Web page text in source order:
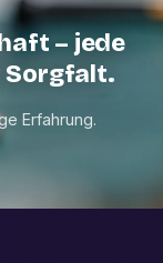
– jede
Sorgfalt.
Erfahrung.